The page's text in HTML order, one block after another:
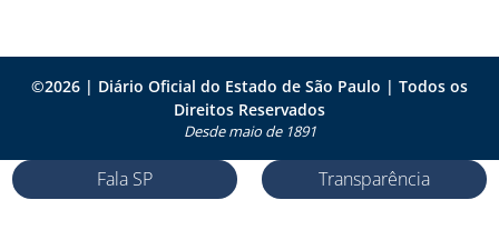
©2026 | Diário Oficial do Estado de São Paulo | Todos os
Direitos Reservados
Desde maio de 1891
Fala SP Transparência